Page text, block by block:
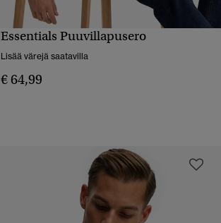
PIKAKATSELU
Essentials Puuvillapusero
Lisää värejä saatavilla
€ 64,99